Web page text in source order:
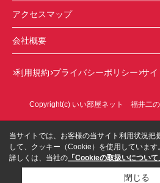
アクセスマップ
会社概要
利用規約 プライバシーポリシー サイ
Copyright(c) いい部屋ネット 福井二
当サイトでは、お客様の当サイト利用状況把
して、クッキー（Cookie）を使用しています。
詳しくは、当社の 「Cookieの取扱いについて
閉じる